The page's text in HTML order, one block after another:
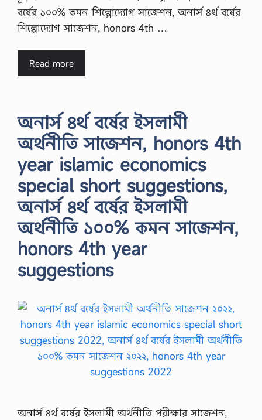
বর্ষের ১০০% কমন শিল্পোদ্যোগ সাজেশন, অনার্স ৪র্থ বর্ষের
শিল্পোদ্যোগ সাজেশন, honors 4th …
Read more
অনার্স ৪র্থ বর্ষের ইসলামী
অর্থনীতি সাজেশন, honors 4th
year islamic economics
special short suggestions,
অনার্স ৪র্থ বর্ষের ইসলামী
অর্থনীতি ১০০% কমন সাজেশন,
honors 4th year
suggestions
অনার্স ৪র্থ বর্ষের ইসলামী অর্থনীতি পরীক্ষার সাজেশন,